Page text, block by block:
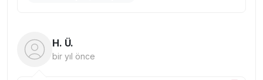
H. Ü.
bir yıl önce